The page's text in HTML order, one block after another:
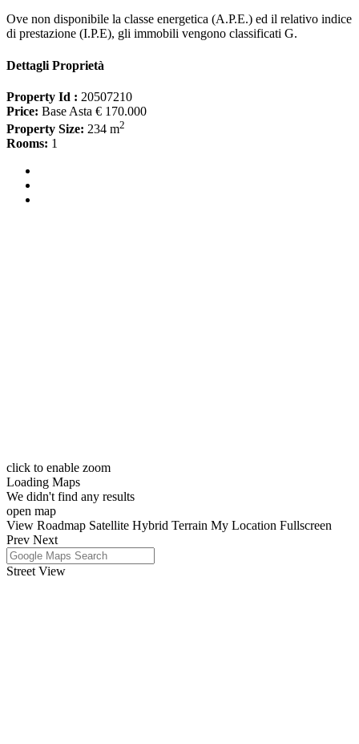
Ove non disponibile la classe energetica (A.P.E.) ed il relativo indice
di prestazione (I.P.E), gli immobili vengono classificati G.
Dettagli Proprietà
Property Id : 20507210
Price: Base Asta € 170.000
Property Size: 234 m2
Rooms: 1
click to enable zoom
Loading Maps
We didn't find any results
open map
View Roadmap Satellite Hybrid Terrain My Location Fullscreen
Prev Next
Street View